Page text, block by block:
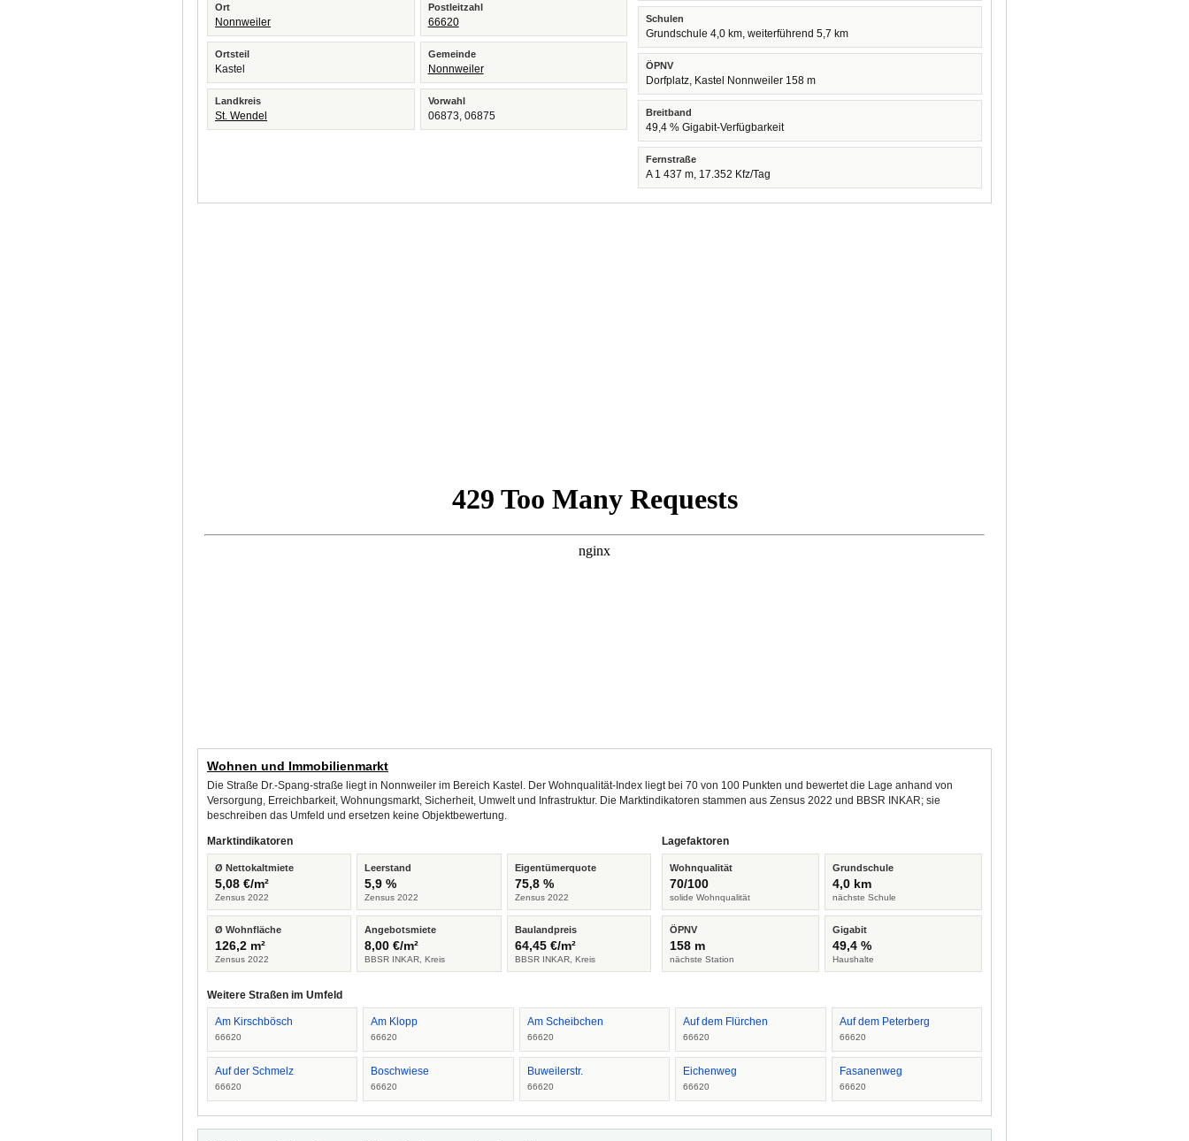
Ort
Nonnweiler
Postleitzahl
66620
Ortsteil
Kastel
Gemeinde
Nonnweiler
Landkreis
St. Wendel
Vorwahl
06873, 06875
Schulen
Grundschule 4,0 km, weiterführend 5,7 km
ÖPNV
Dorfplatz, Kastel Nonnweiler 158 m
Breitband
49,4 % Gigabit-Verfügbarkeit
Fernstraße
A 1 437 m, 17.352 Kfz/Tag
Wohnen und Immobilienmarkt
Die Straße Dr.-Spang-straße liegt in Nonnweiler im Bereich Kastel. Der Wohnqualität-Index liegt bei 70 von 100 Punkten und bewertet die Lage anhand von
Versorgung, Erreichbarkeit, Wohnungsmarkt, Sicherheit, Umwelt und Infrastruktur. Die Marktindikatoren stammen aus Zensus 2022 und BBSR INKAR; sie
beschreiben das Umfeld und ersetzen keine Objektbewertung.
Marktindikatoren
Ø Nettokaltmiete
5,08 €/m²
Zensus 2022
Leerstand
5,9 %
Zensus 2022
Eigentümerquote
75,8 %
Zensus 2022
Ø Wohnfläche
126,2 m²
Zensus 2022
Angebotsmiete
8,00 €/m²
BBSR INKAR, Kreis
Baulandpreis
64,45 €/m²
BBSR INKAR, Kreis
Lagefaktoren
Wohnqualität
70/100
solide Wohnqualität
Grundschule
4,0 km
nächste Schule
ÖPNV
158 m
nächste Station
Gigabit
49,4 %
Haushalte
Weitere Straßen im Umfeld
Am Kirschbösch
66620
Am Klopp
66620
Am Scheibchen
66620
Auf dem Flürchen
66620
Auf dem Peterberg
66620
Auf der Schmelz
66620
Boschwiese
66620
Buweilerstr.
66620
Eichenweg
66620
Fasanenweg
66620